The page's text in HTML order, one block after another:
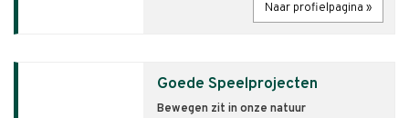
Naar profielpagina »
Goede Speelprojecten
Bewegen zit in onze natuur